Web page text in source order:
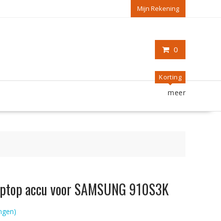
Mijn Rekening
0
Korting
meer
accu voor SAMSUNG 910S3K